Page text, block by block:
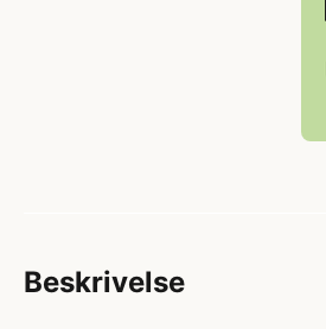
Beskrivelse